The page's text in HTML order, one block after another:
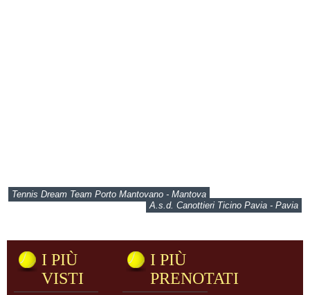
Tennis Dream Team Porto Mantovano - Mantova
A.s.d. Canottieri Ticino Pavia - Pavia
I PIÙ
VISTI
I PIÙ
PRENOTATI